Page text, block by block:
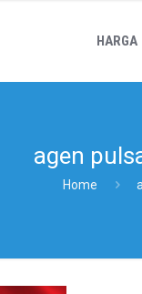
HARGA
agen
Home